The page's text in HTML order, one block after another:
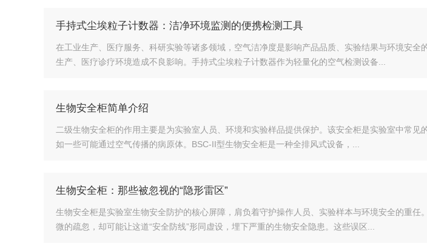
手持式尘埃粒子计数器：洁净环境监测的便携检测工具
在工业生产、医疗服务、科研实验等诸多领域，空气洁净度是影响产品品质、实验结果与环境安
生产、医疗诊疗环境造成不良影响。手持式尘埃粒子计数器作为轻量化的空气检测设备...
生物安全柜简单介绍
二级生物安全柜的作用主要是为实验室人员、环境和实验样品提供保护。该安全柜是实验室中常
如一些可能通过空气传播的病原体。BSC-II型生物安全柜是一种全排风式设备，...
生物安全柜：那些被忽视的“隐形雷区”
生物安全柜是实验室生物安全防护的核心屏障，肩负着守护操作人员、实验样本与环境安全的重
微的疏忽，却可能让这道“安全防线”形同虚设，埋下严重的生物安全隐患。这些误区...